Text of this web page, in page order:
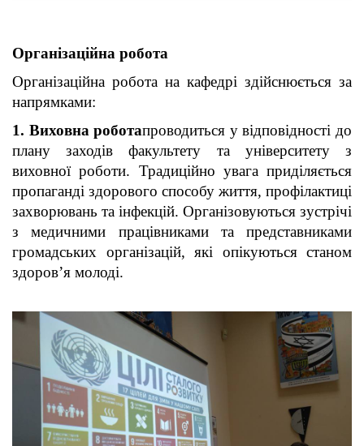
Організаційна робота
Організаційна робота на кафедрі здійснюється за
напрямками:
1. Виховна роботапроводиться у відповідності до
плану заходів факультету та університету з
виховної роботи. Традиційно увага приділяється
пропаганді здорового способу життя, профілактиці
захворювань та інфекцій. Організовуються зустрічі
з медичними працівниками та представниками
громадських організацій, які опікуються станом
здоров’я молоді.